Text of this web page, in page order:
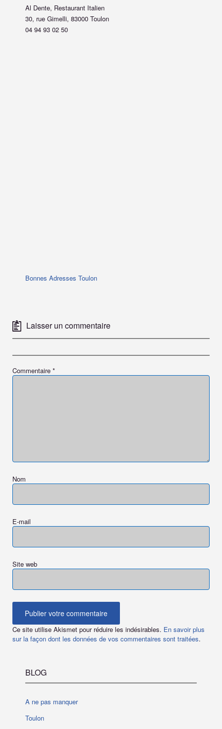
Al Dente, Restaurant Italien
30, rue Gimelli, 83000 Toulon
04 94 93 02 50
Bonnes Adresses Toulon
Laisser un commentaire
Commentaire *
Nom
E-mail
Site web
Ce site utilise Akismet pour réduire les indésirables. En savoir plus
sur la façon dont les données de vos commentaires sont traitées.
BLOG
A ne pas manquer
Toulon